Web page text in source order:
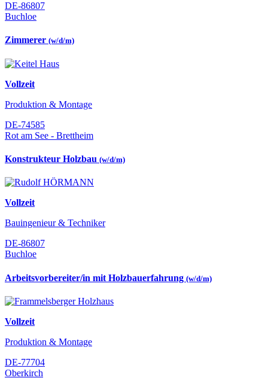
DE-86807
Buchloe
Zimmerer (w/d/m)
Vollzeit
Produktion & Montage
DE-74585
Rot am See - Brettheim
Konstrukteur Holzbau (w/d/m)
Vollzeit
Bauingenieur & Techniker
DE-86807
Buchloe
Arbeitsvorbereiter/in mit Holzbauerfahrung (w/d/m)
Vollzeit
Produktion & Montage
DE-77704
Oberkirch